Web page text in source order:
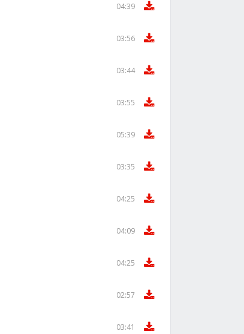
04:39
03:56
03:44
03:55
05:39
03:35
04:25
04:09
04:25
02:57
03:41